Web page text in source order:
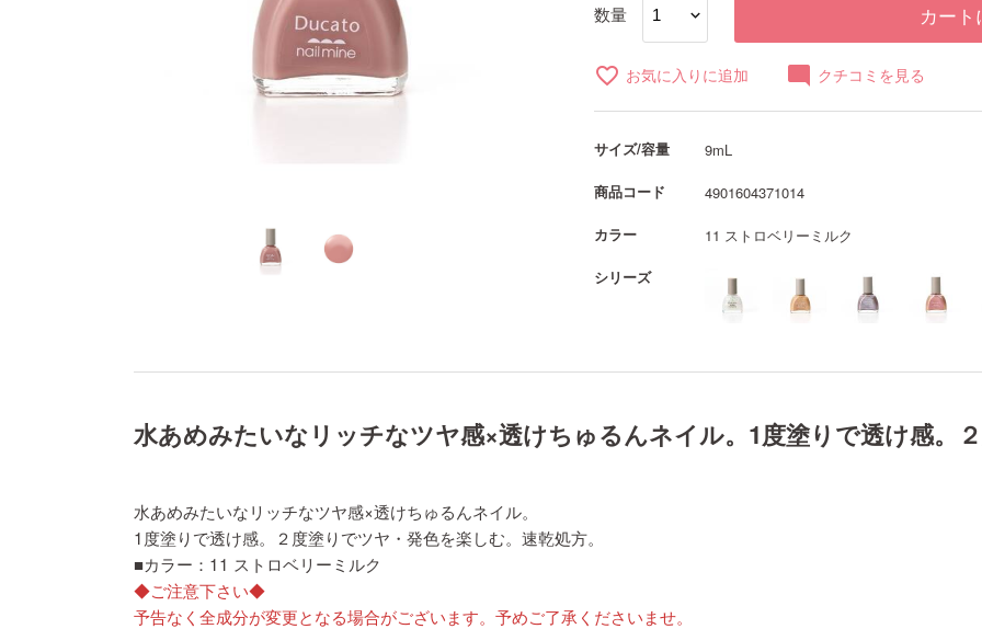
数量 カート
favorite_border お気に入りに追加 mode_comment クチコミを見る
サイズ/容量
9mL
商品コード
4901604371014
カラー
11 ストロベリーミルク
シリーズ
水あめみたいなリッチなツヤ感×透けちゅるんネイル。1度塗りで透け感。
水あめみたいなリッチなツヤ感×透けちゅるんネイル。
1度塗りで透け感。２度塗りでツヤ・発色を楽しむ。速乾処方。
■カラー：11 ストロベリーミルク
◆ご注意下さい◆
予告なく全成分が変更となる場合がございます。予めご了承くださいませ。